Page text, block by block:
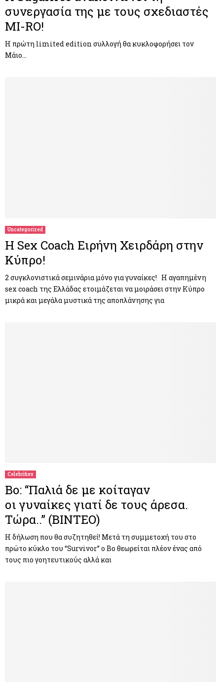
συνεργασία της με τους σχεδιαστές
MI-RO!
Η πρώτη limited edition συλλογή θα κυκλοφορήσει τον
Μάιο…
Uncategorized
Η Sex Coach Ειρήνη Χειρδάρη στην
Κύπρο!
2 συγκλονιστικά σεμινάρια μόνο για γυναίκες! Η αγαπημένη
sex coach της Ελλάδας ετοιμάζεται να μοιράσει στην Κύπρο
μικρά και μεγάλα μυστικά της αποπλάνησης για
Celebrities
Bo: “Παλιά δε με κοίταγαν
οι γυναίκες γιατί δε τους άρεσα.
Τώρα..” (ΒΙΝΤΕΟ)
Η δήλωση που θα συζητηθεί! Μετά τη συμμετοχή του στο
πρώτο κύκλο του “Survivor” ο Bo θεωρείται πλέον ένας από
τους πιο γοητευτικούς αλλά και